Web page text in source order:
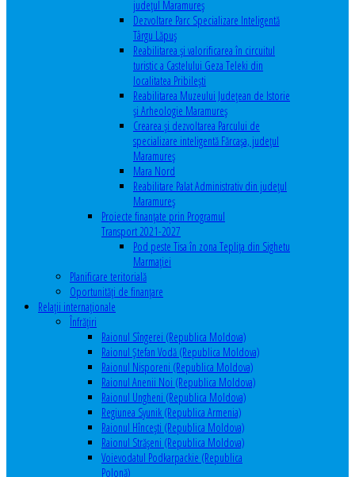
județul Maramureș
Dezvoltare Parc Specializare Inteligentă
Târgu Lăpuș
Reabilitarea și valorificarea în circuitul
turistic a Castelului Geza Teleki din
localitatea Pribilești
Reabilitarea Muzeului Județean de Istorie
și Arheologie Maramureș
Crearea și dezvoltarea Parcului de
specializare inteligentă Fărcașa, județul
Maramureș
Mara Nord
Reabilitare Palat Administrativ din județul
Maramureș
Proiecte finanțate prin Programul
Transport 2021-2027
Pod peste Tisa în zona Teplița din Sighetu
Marmației
Planificare teritorială
Oportunităţi de finanţare
Relaţii internaţionale
Înfrăţiri
Raionul Sîngerei (Republica Moldova)
Raionul Ștefan Vodă (Republica Moldova)
Raionul Nisporeni (Republica Moldova)
Raionul Anenii Noi (Republica Moldova)
Raionul Ungheni (Republica Moldova)
Regiunea Syunik (Republica Armenia)
Raionul Hîncești (Republica Moldova)
Raionul Străşeni (Republica Moldova)
Voievodatul Podkarpackie (Republica
Polonă)